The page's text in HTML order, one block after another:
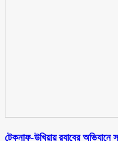
টেকনাফ-উখিয়ায় র‌্যাবের